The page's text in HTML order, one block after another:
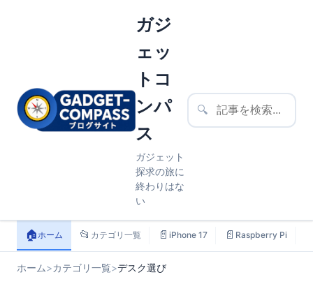
ガジ
ェッ
トコ
ンパ
ス
ガジェット
探求の旅に
終わりはな
い
🔍
🏠ホーム 📂 カテゴリ一覧 📄 iPhone 17 📄 Raspberry Pi
ホーム>カテゴリ一覧>デスク選び